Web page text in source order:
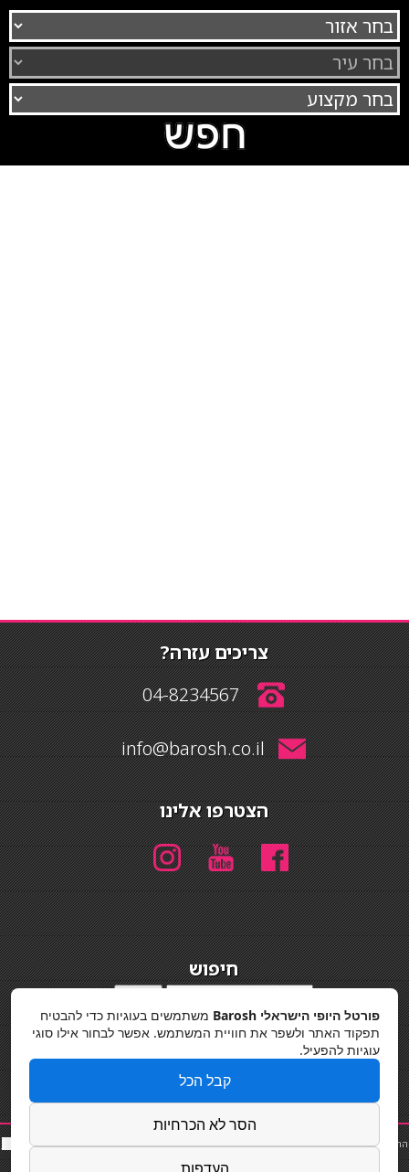
צריכים עזרה?
04-8234567
info@barosh.co.il
הצטרפו אלינו
חיפוש
מדיניות פרטיות
החלקות שיער|תאורה לבית|פאות ותוספות שיער|נייל סטודיו|תוספות שיער|שף פרטי|כ
סאות
פורטל היופי הישראלי Barosh
משתמשים בעוגיות כדי להבטיח
תפקוד האתר ולשפר את חוויית המשתמש. אפשר לבחור אילו סוגי
עוגיות להפעיל.
קבל הכל
הסר לא הכרחיות